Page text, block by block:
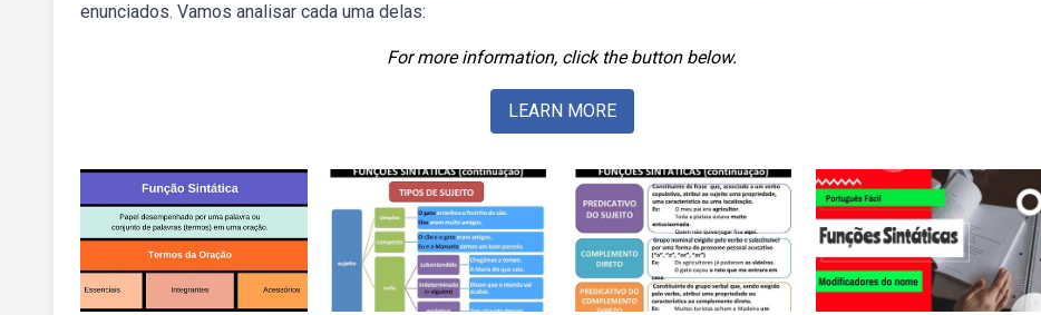
enunciados. Vamos analisar cada uma delas:
For more information, click the button below.
LEARN MORE